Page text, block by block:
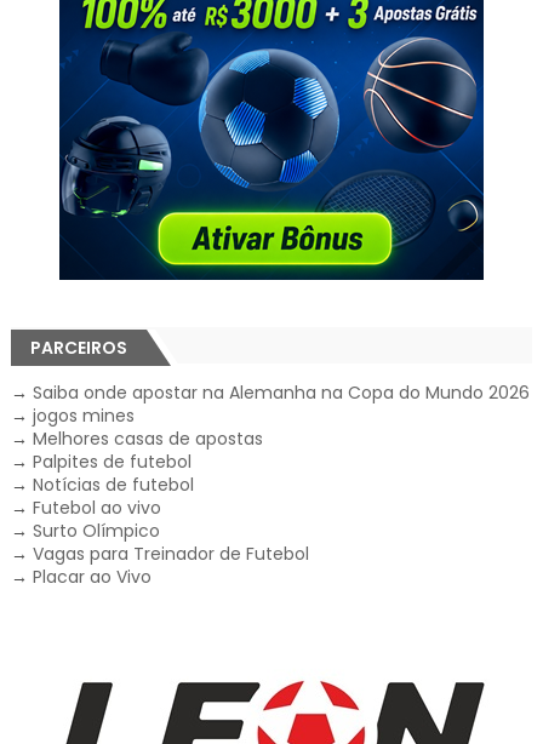
PARCEIROS
→ Saiba onde apostar na Alemanha na Copa do Mundo 2026
→ jogos mines
→ Melhores casas de apostas
→ Palpites de futebol
→ Notícias de futebol
→ Futebol ao vivo
→ Surto Olímpico
→ Vagas para Treinador de Futebol
→ Placar ao Vivo